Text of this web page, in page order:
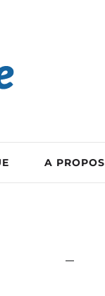
A PROPOS